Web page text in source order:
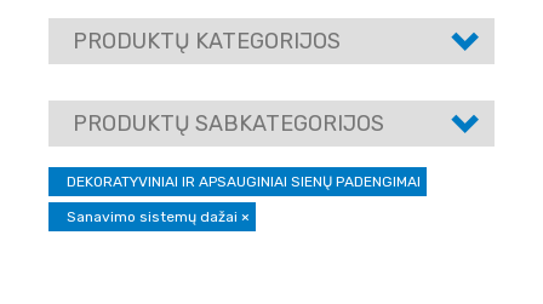
PRODUKTŲ KATEGORIJOS
PRODUKTŲ SABKATEGORIJOS
DEKORATYVINIAI IR APSAUGINIAI SIENŲ PADENGIMAI
Sanavimo sistemų dažai ×